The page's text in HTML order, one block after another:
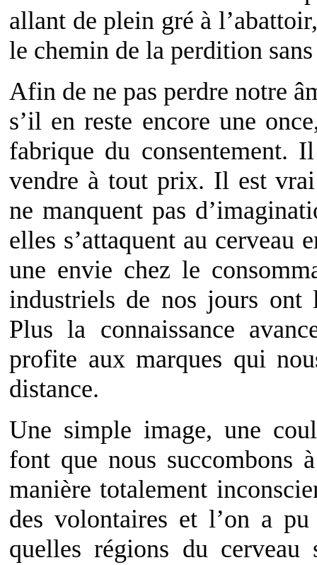
allant de plein gré à
le chemin de la perdition
Afin de ne pas perdre notre
s’il en reste encore une
fabrique du consentement.
vendre à tout prix. Il est
ne manquent pas
elles s’attaquent au cerveau
une envie chez le
industriels de nos jours ont
Plus la connaissance
profite aux marques qui
distance.
Une simple image, une
font que nous succombons
manière totalement
des volontaires et l’on a
quelles régions du